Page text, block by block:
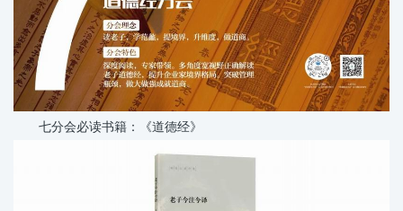
七分会必读书籍：《道德经》